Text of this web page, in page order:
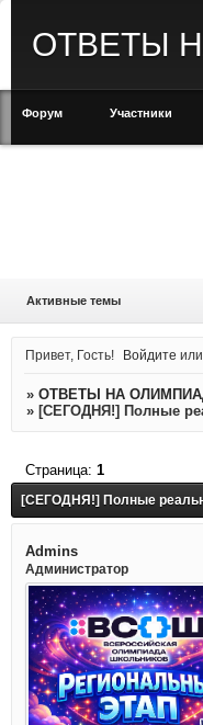
ОТВЕТЫ
Форум Участники
Активные темы
Привет, Гость! Войдите
» ОТВЕТЫ НА
» [СЕГОДНЯ!] Полные
[СЕГОДНЯ!] Полные
Страница: 1
Admins
Администратор